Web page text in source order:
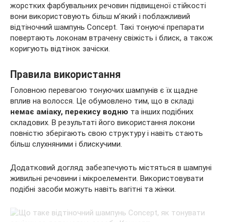
жорстких фарбувальних речовин підвищеної стійкості
вони використовують більш м’який і поблажливий
відтіночний шампунь Concept. Такі тонуючі препарати
повертають локонам втрачену свіжість і блиск, а також
коригують відтінок зачіски.
Правила використання
Головною перевагою тонуючих шампунів є їх щадне
вплив на волосся. Це обумовлено тим, що в складі
немає аміаку, перекису водню та інших подібних
складових. В результаті його використання локони
повністю зберігають свою структуру і навіть стають
більш слухняними і блискучими.
Додатковий догляд забезпечують містяться в шампуні
живильні речовини і мікроелементи. Використовувати
подібні засоби можуть навіть вагітні та жінки.